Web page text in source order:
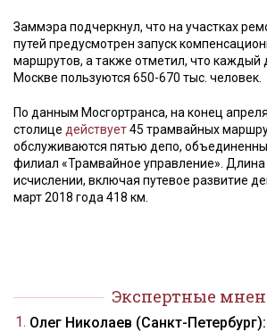
Заммэра подчеркнул, что на участках
путей предусмотрен запуск
маршрутов, а также отметил, что каждый
Москве пользуются 650-670 тыс. человек.
По данным Мосгортранса, на конец
столице действует45 трамвайных
обслуживаются пятью депо,
филиал «Трамвайное управление». Длина
исчислении, включая путевое развитие
март 2018 года 418 км.
Экспертные
Олег Николаев (Санкт-